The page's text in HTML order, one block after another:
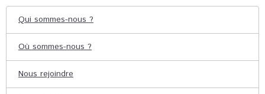
Qui sommes-nous ?
Où sommes-nous ?
Nous rejoindre